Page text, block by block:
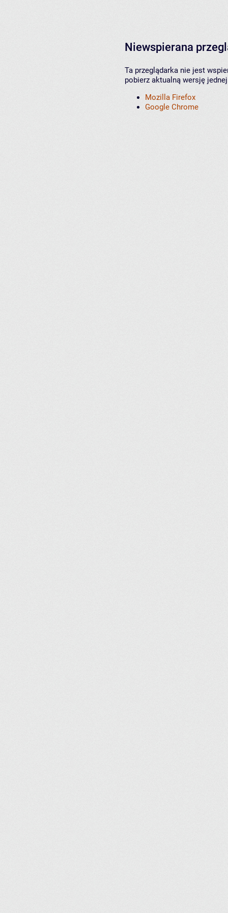
Niewspierana
Ta przeglądarka nie jest
pobierz aktualną wersję
Mozilla Firefox
Google Chrome